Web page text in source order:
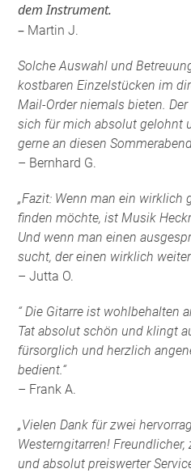
dem Instrument.
– Martin J.
Solche Auswahl und
kostbaren Einzelstücken im
Mail-Order niemals bieten.
sich für mich absolut gelohnt
gerne an diesen
– Bernhard G.
„Fazit: Wenn man ein
finden möchte, ist Musik
Und wenn man einen
sucht, der einen wirklich
– Jutta O.
“ Die Gitarre ist wohlbehalten
Tat absolut schön und klingt
fürsorglich und herzlich
bedient.“
– Frank A.
„Vielen Dank für zwei
Westerngitarren!
und absolut preiswerter